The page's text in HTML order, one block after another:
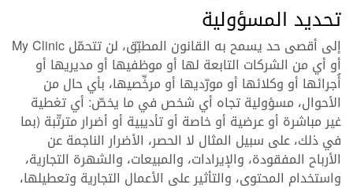
تحديد المسؤولية
إلى أقصى حد يسمح به القانون المطبّق، لن تتحمّل My Clinic
أو أي من الشركات التابعة لها أو موظفيها أو مديريها أو
أُجرائها أو وكلائها أو مورّديها أو مرخِّصيها، بأي حال من
الأحوال، مسؤولية تجاه أي شخص في ما يخصّ: أي تغطية
غير مباشرة أو عرضية أو خاصة أو تأديبية أو أضرار مترتّبة (بما
في ذلك، على سبيل المثال لا الحصر، الأضرار الناجمة عن
الأرباح المفقودة، والإيرادات، والمبيعات، والشهرة التجارية،
واستخدام المحتوى، والتأثير على الأعمال التجارية وتعطيلها،